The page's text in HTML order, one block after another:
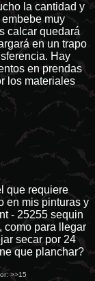
la cantidad y
muy
calcar quedará
en un trapo
Hay
en prendas
los materiales
que requiere
en mis pinturas y
- 25255 sequin
como para llegar
secar por 24
que planchar?
>>15